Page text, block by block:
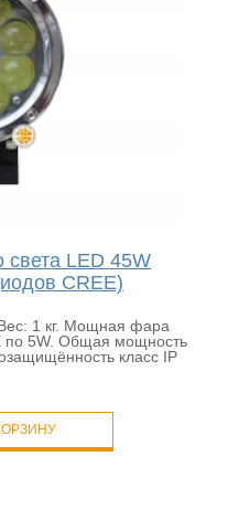
LED 45W
CREE)
1 кг. Мощная фара
по 5W. Общая мощность
класс IP